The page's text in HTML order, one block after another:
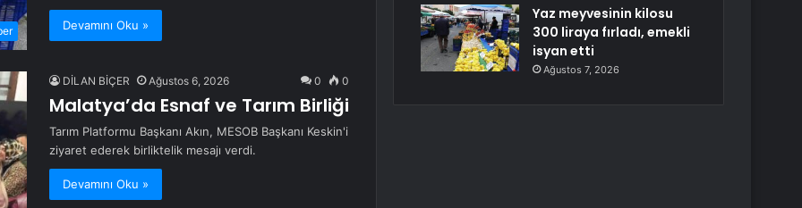
Devamını Oku »
DİLAN BİÇER Ağustos 6, 2026 0 0
Malatya’da Esnaf ve Tarım Birliği
Tarım Platformu Başkanı Akın, MESOB Başkanı Keskin'i
ziyaret ederek birliktelik mesajı verdi.
Devamını Oku »
Yaz meyvesinin kilosu
300 liraya fırladı, emekli
isyan etti
Ağustos 7, 2026